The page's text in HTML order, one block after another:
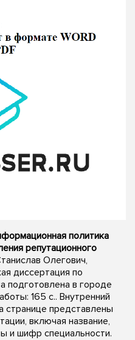
политика
репутационного
Олегович,
диссертация по
подготовлена в городе
165 с.. Внутренний
представлены
включая название,
и шифр специальности.